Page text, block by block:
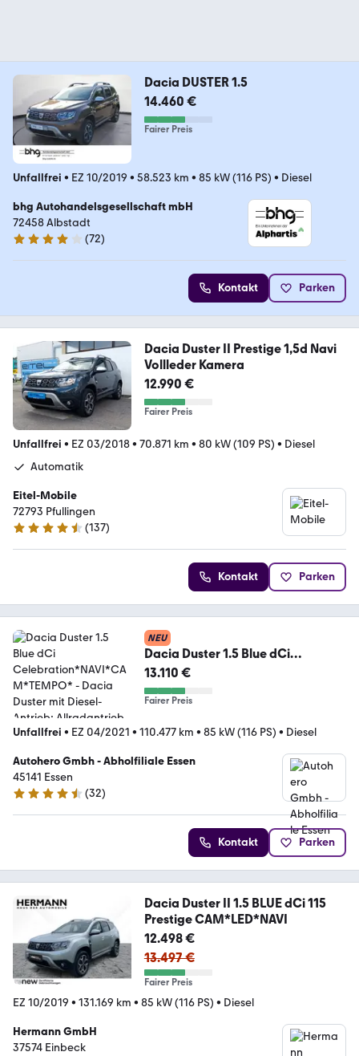
Dacia DUSTER 1.5
14.460 €
Fairer Preis
Unfallfrei • EZ 10/2019 • 58.523 km • 85 kW (116 PS) • Diesel
bhg Autohandelsgesellschaft mbH
72458 Albstadt
4.2 Sterne
(72)
Kontakt Parken
Dacia Duster II Prestige 1,5d Navi
Vollleder Kamera
12.990 €
Fairer Preis
Unfallfrei • EZ 03/2018• 70.871 km • 80 kW (109 PS) • Diesel
Automatik
Eitel-Mobile
72793 Pfullingen
4.6 Sterne
(137)
Kontakt Parken
NEU
Dacia Duster 1.5 Blue dCi
Celebration*NAVI*CAM*TEMPO*
13.110 €
Fairer Preis
Unfallfrei • EZ 04/2021 • 110.477 km • 85 kW (116 PS) • Diesel
Autohero Gmbh - Abholfiliale Essen
45141 Essen
4.7 Sterne
(32)
Kontakt Parken
Dacia Duster II 1.5 BLUE dCi 115
Prestige CAM*LED*NAVI
12.498 €
13.497 €
Fairer Preis
EZ 10/2019 • 131.169 km • 85 kW (116 PS) • Diesel
Hermann GmbH
37574 Einbeck